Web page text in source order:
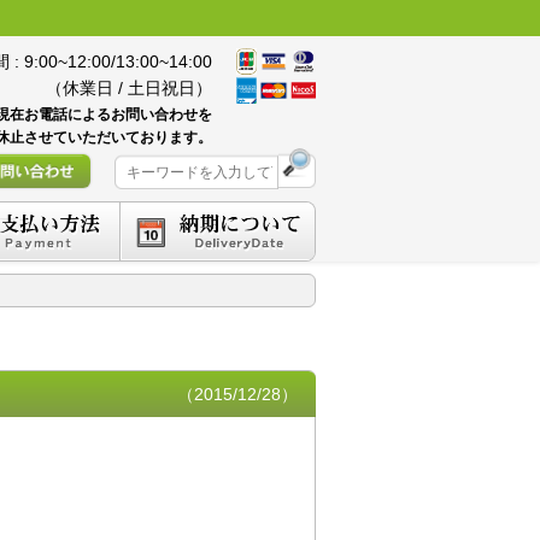
: 9:00~12:00/13:00~14:00
（休業日 / 土日祝日）
在お電話によるお問い合わせを
止させていただいております。
（2015/12/28）